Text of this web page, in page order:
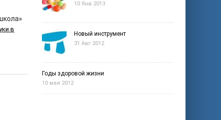
в
10 Янв 2013
Новый инструмент
31 Авг 2012
Годы здоровой жизни
10 мая 2012